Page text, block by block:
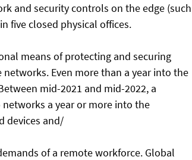
and security controls on the edge (such
five closed physical offices.
means of protecting and securing
Even more than a year into the
mid-2021 and mid-2022, a
a year or more into the
devices and/
of a remote workforce. Global